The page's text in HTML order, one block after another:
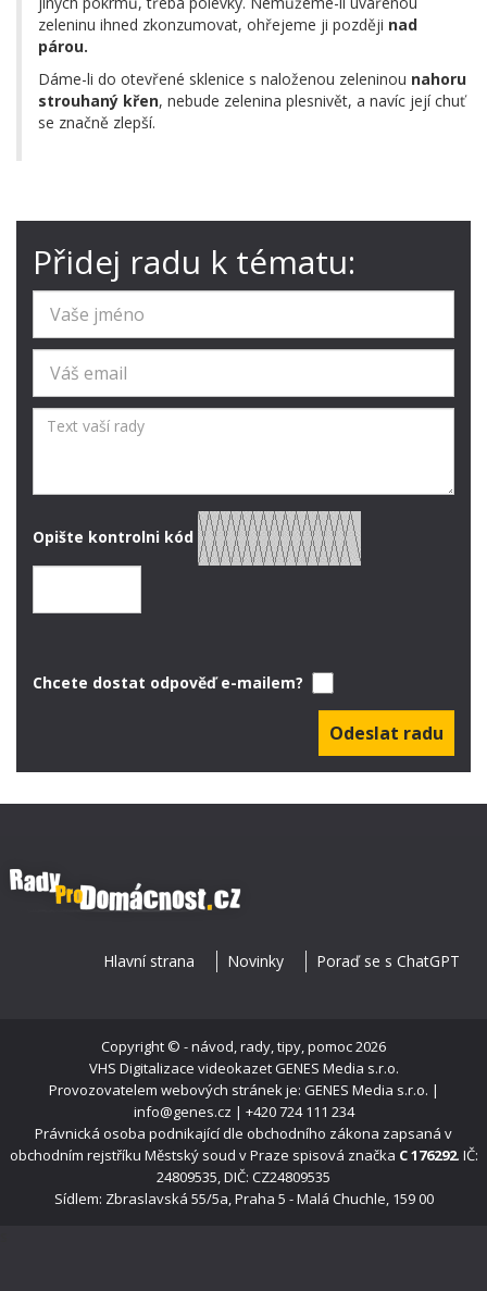
zeleninu ihned zkonzumovat, ohřejeme ji později nad
párou.
Dáme-li do otevřené sklenice s naloženou zeleninou nahoru
strouhaný křen, nebude zelenina plesnivět, a navíc její chuť
se značně zlepší.
Přidej radu k tématu:
Opište kontrolni kód
Chcete dostat odpověď e-mailem?
Hlavní strana Novinky Poraď se s ChatGPT
Copyright © - návod, rady, tipy, pomoc2026
VHS Digitalizace videokazetGENES Media s.r.o.
Provozovatelem webových stránek je: GENES Media s.r.o. |
info@genes.cz | +420 724 111 234
Právnická osoba podnikající dle obchodního zákona zapsaná v
obchodním rejstříku Městský soud v Praze spisová značka C 176292. IČ:
24809535, DIČ: CZ24809535
Sídlem: Zbraslavská 55/5a, Praha 5 - Malá Chuchle, 159 00